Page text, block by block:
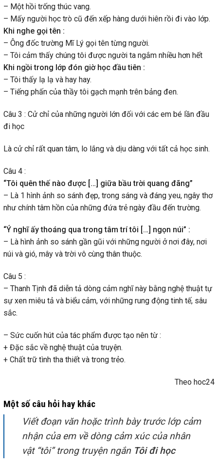
– Một hồi trống thúc vang.
– Mấy người học trò cũ đến xếp hàng dưới hiên rồi đi vào lớp.
Khi nghe gọi tên :
– Ông đốc trường Mĩ Lý gọi tên từng người.
– Tôi cảm thấy chúng tôi được người ta ngắm nhiều hơn hết
Khi ngồi trong lớp đón giờ học đầu tiên :
– Tôi thấy lạ lạ và hay hay.
– Tiếng phấn của thầy tôi gạch mạnh trên bảng đen.
Câu 3 : Cử chỉ của những người lớn đối với các em bé lần đầu
đi học
Là cử chỉ rất quan tâm, lo lắng và dịu dàng với tất cả học sinh.
Câu 4 :
“Tôi quên thế nào được […] giữa bầu trời quang đãng”
– Là 1 hình ảnh so sánh đẹp, trong sáng và đáng yeu, ngây thơ
như chính tâm hồn của những đứa trẻ ngày đầu đến trường.
“Ý nghĩ ấy thoáng qua trong tâm trí tôi […] ngọn núi” :
– Là hình ảnh so sánh gần gũi với những người ở nơi đây, nơi
núi và gió, mây và trời vô cùng thân thuộc.
Câu 5 :
– Thanh Tịnh đã diễn tả dòng cảm nghĩ này bằng nghệ thuật tự
sự xen miêu tả và biểu cảm, với những rung động tinh tế, sâu
sắc.
– Sức cuốn hút của tác phẩm được tạo nên từ :
+ Đặc sắc về nghệ thuật của truyện.
+ Chất trữ tình tha thiết và trong trẻo.
Theo hoc24
Một số câu hỏi hay khác
Viết đoạn văn hoặc trình bày trước lớp cảm
nhận của em về dòng cảm xúc của nhân
vật “tôi” trong truyện ngắn Tôi đi học